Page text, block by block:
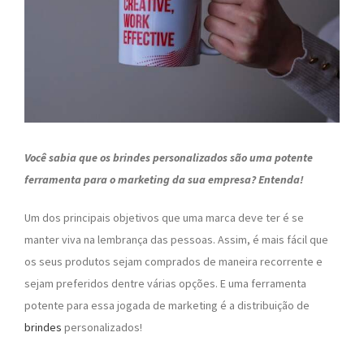
Você sabia que os brindes personalizados são uma potente
ferramenta para o marketing da sua empresa? Entenda!
Um dos principais objetivos que uma marca deve ter é se
manter viva na lembrança das pessoas. Assim, é mais fácil que
os seus produtos sejam comprados de maneira recorrente e
sejam preferidos dentre várias opções. E uma ferramenta
potente para essa jogada de marketing é a distribuição de
brindes personalizados!